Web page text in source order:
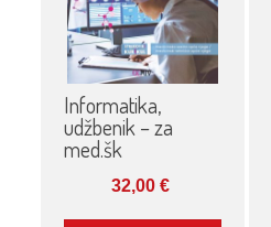
Informatika,
udžbenik – za
med.šk
32,00€